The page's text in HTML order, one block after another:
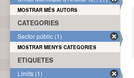
MOSTRAR MÉS AUTORS
CATEGORIES
Sector públic (1)
MOSTRAR MENYS CATEGORIES
ETIQUETES
Límits (1)